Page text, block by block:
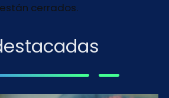
cerrados.